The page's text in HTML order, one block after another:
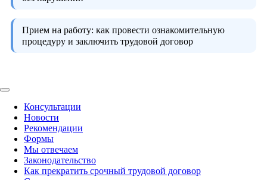
Прием на работу: как провести ознакомительную
процедуру и заключить трудовой договор
Консультации
Новости
Рекомендации
Формы
Мы отвечаем
Законодательство
Как прекратить срочный трудовой договор